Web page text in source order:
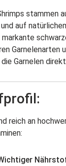
stammen
auf
Garnelen
reich an